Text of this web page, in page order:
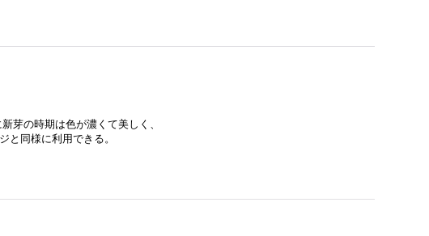
芽の時期は色が濃くて美しく、
と同様に利用できる。